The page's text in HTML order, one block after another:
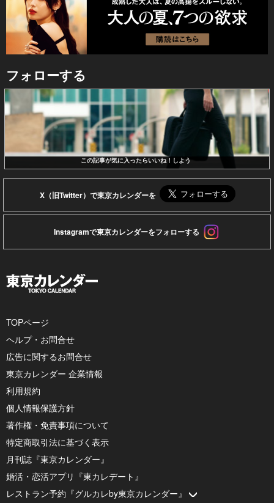
フォローする
この記事が気に入ったらいいね！しよう
X（旧Twitter）で東京カレンダーを
Instagramで東京カレンダーをフォローする
TOPページ
ヘルプ・お問合せ
広告に関するお問合せ
東京カレンダー 企業情報
利用規約
個人情報保護方針
著作権・免責事項について
特定商取引法に基づく表示
月刊誌『東京カレンダー』
婚活・恋活アプリ『東カレデート』
レストラン予約『グルカレby東京カレンダー』